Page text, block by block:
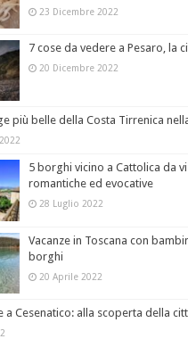
23 Dicembre 2022
7 cose da vedere a Pesaro, la
20 Dicembre 2022
più belle della Costa Tirrenica
5 borghi vicino a Cattolica da
romantiche ed evocative
28 Luglio 2022
Vacanze in Toscana con
borghi
20 Aprile 2022
a Cesenatico: alla scoperta della